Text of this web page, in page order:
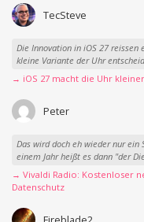
TecSteve
Die Innovation in iOS 27
kleine Variante der Uhr
→ iOS 27 macht die Uhr
Peter
Das wird doch eh wieder nur ein
einem Jahr heißt es dann "der
→ Vivaldi Radio: Kostenloser
Datenschutz